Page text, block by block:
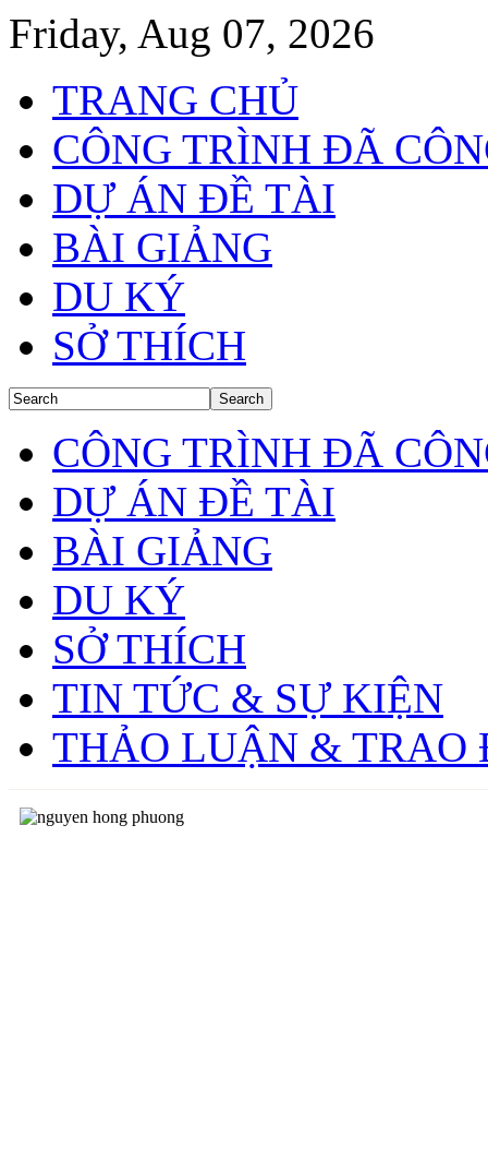
Friday, Aug 07, 2026
TRANG CHỦ
CÔNG TRÌNH ĐÃ
DỰ ÁN ĐỀ TÀI
BÀI GIẢNG
DU KÝ
SỞ THÍCH
CÔNG TRÌNH ĐÃ
DỰ ÁN ĐỀ TÀI
BÀI GIẢNG
DU KÝ
SỞ THÍCH
TIN TỨC & SỰ KIỆN
THẢO LUẬN & TRAO